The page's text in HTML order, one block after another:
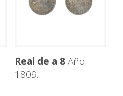
Real de a 8Año
1809.